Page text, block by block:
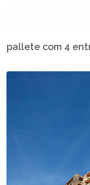
pallete com 4